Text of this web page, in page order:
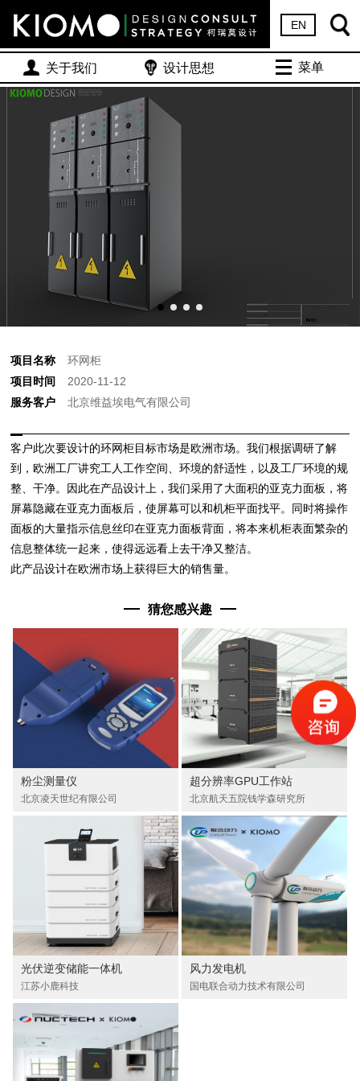
EN
关于我们 设计思想 菜单
项目名称
环网柜
项目时间
2020-11-12
服务客户
北京维益埃电气有限公司
客户此次要设计的环网柜目标市场是欧洲市场。我们根据调研了解
到，欧洲工厂讲究工人工作空间、环境的舒适性，以及工厂环境的规
整、干净。因此在产品设计上，我们采用了大面积的亚克力面板，将
屏幕隐藏在亚克力面板后，使屏幕可以和机柜平面找平。同时将操作
面板的大量指示信息丝印在亚克力面板背面，将本来机柜表面繁杂的
信息整体统一起来，使得远远看上去干净又整洁。
此产品设计在欧洲市场上获得巨大的销售量。
猜您感兴趣
粉尘测量仪
北京凌天世纪有限公司
超分辨率GPU工作站
北京航天五院钱学森研究所
光伏逆变储能一体机
江苏小鹿科技
风力发电机
国电联合动力技术有限公司